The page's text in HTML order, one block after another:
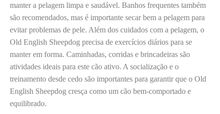
manter a pelagem limpa e saudável. Banhos frequentes também
são recomendados, mas é importante secar bem a pelagem para
evitar problemas de pele. Além dos cuidados com a pelagem, o
Old English Sheepdog precisa de exercícios diários para se
manter em forma. Caminhadas, corridas e brincadeiras são
atividades ideais para este cão ativo. A socialização e o
treinamento desde cedo são importantes para garantir que o Old
English Sheepdog cresça como um cão bem-comportado e
equilibrado.